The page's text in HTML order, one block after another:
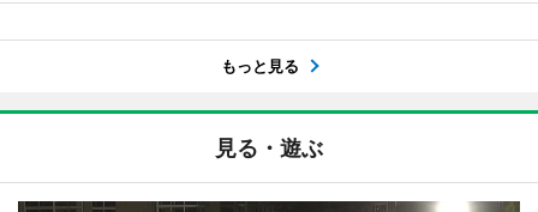
もっと見る
見る・遊ぶ